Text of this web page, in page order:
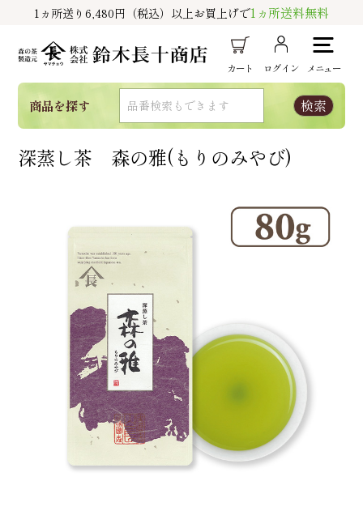
1ヵ所送り6,480円（税込）以上お買上げで1ヵ所送料無料
カート ログイン メニュー
商品を探す
深蒸し茶 森の雅(もりのみやび)